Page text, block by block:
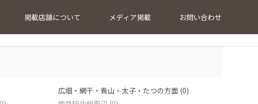
掲載店舗について メディア掲載 お問い合わせ
広畑・網干・青山・太子・たつの方面 (0)